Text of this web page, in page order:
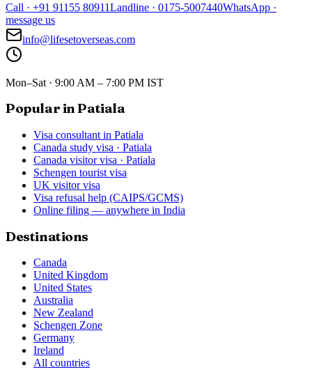
Call · +91 91155 80911Landline · 0175-5007440WhatsApp ·
message us
info@lifesetoverseas.com
Mon–Sat · 9:00 AM – 7:00 PM IST
Popular in Patiala
Visa consultant in Patiala
Canada study visa · Patiala
Canada visitor visa · Patiala
Schengen tourist visa
UK visitor visa
Visa refusal help (CAIPS/GCMS)
Online filing — anywhere in India
Destinations
Canada
United Kingdom
United States
Australia
New Zealand
Schengen Zone
Germany
Ireland
All countries